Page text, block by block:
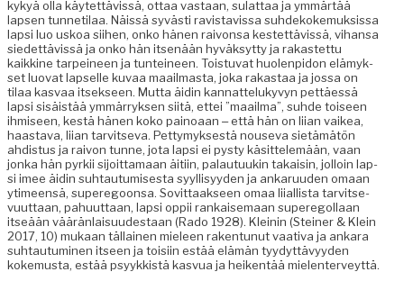
kykyä olla käytet­tävis­sä, ottaa vas­taan, sulat­taa ja ymmärtää
lapsen tun­neti­laa. Näis­sä syvästi rav­is­tavis­sa suhdekoke­muk­sis­sa
lap­si luo uskoa siihen, onko hänen raivon­sa kestet­tävis­sä, vihansa
siedet­tävis­sä ja onko hän itsenään hyväksyt­ty ja rakastet­tu
kaikkine tarpei­neen ja tun­tei­neen. Tois­tu­vat huolen­pidon elämyk­
set luo­vat lapselle kuvaa maail­mas­ta, joka rakas­taa ja jos­sa on
tilaa kas­vaa itsek­seen. Mut­ta äidin kan­nat­telukyvyn pet­täessä
lap­si sisäistää ymmär­ryk­sen siitä, ettei ”maail­ma”, suhde toiseen
ihmiseen, kestä hänen koko pain­oaan ‒ että hän on liian vaikea,
haas­ta­va, liian tarvit­se­va. Pet­tymyk­ses­tä nou­se­va sietämätön
ahdis­tus ja raivon tunne, jota lap­si ei pysty käsit­telemään, vaan
jon­ka hän pyrkii sijoit­ta­maan äiti­in, palau­tuukin takaisin, jol­loin lap­
si imee äidin suh­tau­tu­mis­es­ta syyl­lisyy­den ja ankaru­u­den omaan
ytimeen­sä, super­egoon­sa. Sovit­taak­seen omaa liial­lista tarvit­se­
vu­ut­taan, pahu­ut­taan, lap­si oppii rankaise­maan super­egol­laan
itseään väärän­laisu­ud­estaan (Rado 1928). Kleinin (Stein­er & Klein
2017, 10) mukaan täl­lainen mieleen rak­en­tunut vaa­ti­va ja ankara
suh­tau­tu­mi­nen itseen ja toisi­in estää elämän tyy­dyt­tävyy­den
koke­mus­ta, estää psyykkistä kasvua ja heiken­tää mielenterveyttä.